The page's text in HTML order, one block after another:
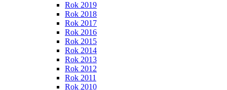
Rok 2019
Rok 2018
Rok 2017
Rok 2016
Rok 2015
Rok 2014
Rok 2013
Rok 2012
Rok 2011
Rok 2010